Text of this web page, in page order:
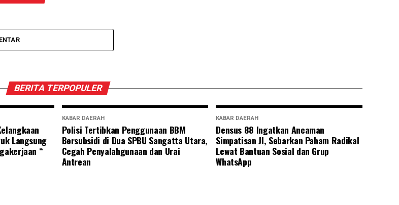
BERITA TERPOPULER
Langsung
“
KABAR DAERAH
Polisi Tertibkan Penggunaan BBM
Bersubsidi di Dua SPBU Sangatta Utara,
Cegah Penyalahgunaan dan Urai
Antrean
KABAR DAERAH
Densus 88 Ingatkan Ancaman
Simpatisan JI, Sebarkan Paham Radikal
Lewat Bantuan Sosial dan Grup
WhatsApp